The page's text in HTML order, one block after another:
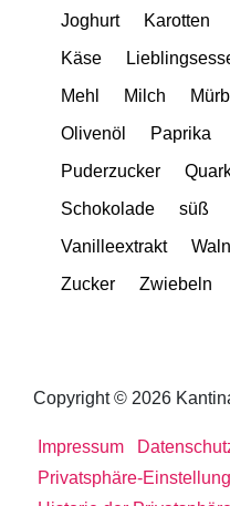
Joghurt
Karotten
Käse
Mehl
Milch
Olivenöl
Paprika
Puderzucker
Schokolade
süß
Vanilleextrakt
Zucker
Zwiebeln
Copyright © 2026
Impressum
Privatsphäre-